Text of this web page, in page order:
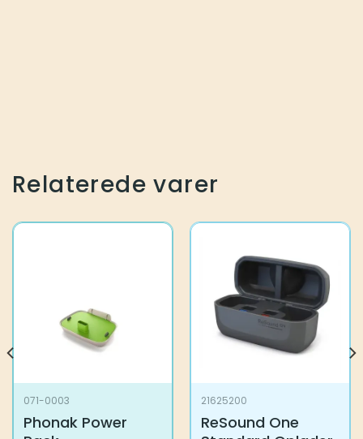
Relaterede varer
071-0003
Phonak Power
21625200
ReSound One